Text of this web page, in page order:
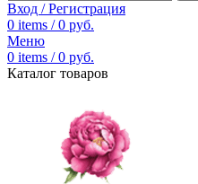
Вход / Регистрация
0 items / 0 руб.
Меню
0 items / 0 руб.
Каталог товаров